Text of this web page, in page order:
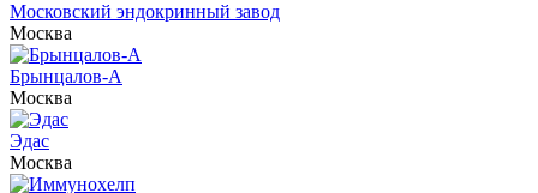
Московский эндокринный завод
Москва
Брынцалов-А
Москва
Эдас
Москва